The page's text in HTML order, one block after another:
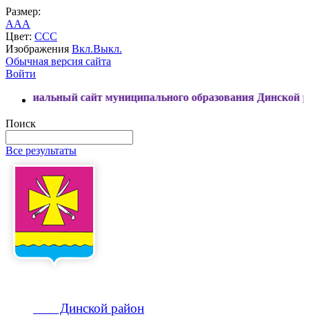
Размер:
AAA
Цвет: CCC
Изображения Вкл.Выкл.
Обычная версия сайта
Войти
сайт муниципального образования Динской район
Поиск
Все результаты
Динской район